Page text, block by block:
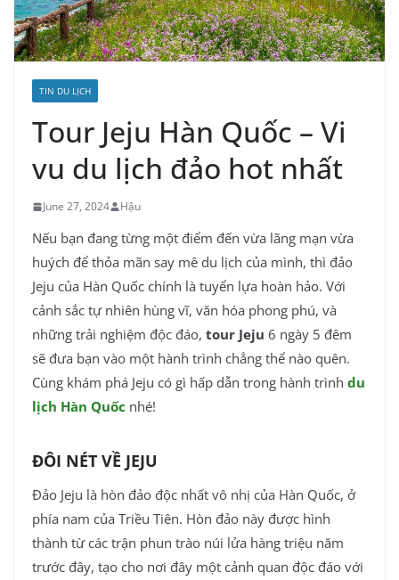
TIN DU LỊCH
Tour Jeju Hàn Quốc – Vi
vu du lịch đảo hot nhất
June 27, 2024 Hậu
Nếu bạn đang từng một điểm đến vừa lãng mạn vừa
huých để thỏa mãn say mê du lịch của mình, thì đảo
Jeju của Hàn Quốc chính là tuyển lựa hoàn hảo. Với
cảnh sắc tự nhiên hùng vĩ, văn hóa phong phú, và
những trải nghiệm độc đáo, tour Jeju 6 ngày 5 đêm
sẽ đưa bạn vào một hành trình chẳng thể nào quên.
Cùng khám phá Jeju có gì hấp dẫn trong hành trình du
lịch Hàn Quốc nhé!
ĐÔI NÉT VỀ JEJU
Đảo Jeju là hòn đảo độc nhất vô nhị của Hàn Quốc, ở
phía nam của Triều Tiên. Hòn đảo này được hình
thành từ các trận phun trào núi lửa hàng triệu năm
trước đây, tạo cho nơi đây một cảnh quan độc đáo với